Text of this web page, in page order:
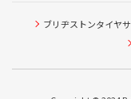
ブリヂストンタイヤ
タイヤ点検・安
ピット作業の予約